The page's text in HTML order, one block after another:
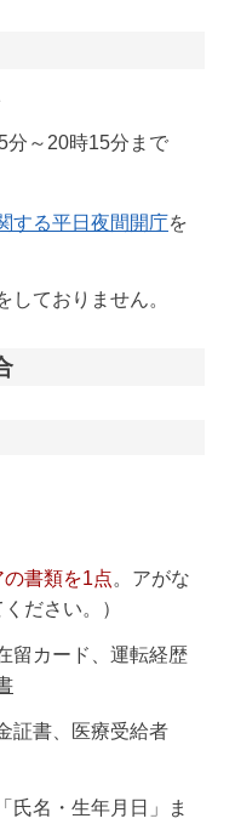
分～20時15分まで
する平日夜間開庁を
ておりません。
の書類を1点。アがな
ださい。）
留カード、運転経歴
証書、医療受給者
氏名・生年月日」ま